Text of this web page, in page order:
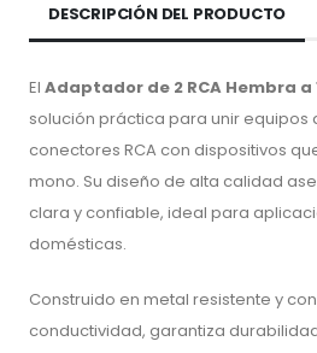
DESCRIPCIÓN DEL PRODUCTO
El Adaptador de 2 RCA Hembra a
solución práctica para unir equipos
conectores RCA con dispositivos
mono. Su diseño de alta calidad
clara y confiable, ideal para
domésticas.
Construido en metal resistente y
conductividad, garantiza